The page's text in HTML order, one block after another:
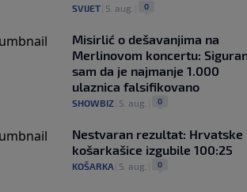
SVIJET| 5. aug. 0
Misirlić o dešavanjima na
Merlinovom koncertu:
sam da je najmanje 1.000
ulaznica falsifikovano
SHOWBIZ| 5. aug. 0
Nestvaran rezultat: Hrvatske
košarkašice izgubile 100:25
KOŠARKA 5. aug. 0